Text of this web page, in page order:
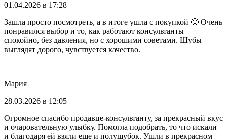
01.04.2026 в 17:28
Зашла просто посмотреть, а в итоге ушла с покупкой 🙂 Очень
понравился выбор и то, как работают консультанты —
спокойно, без давления, но с хорошими советами. Шубы
выглядят дорого, чувствуется качество.
Мария
28.03.2026 в 12:05
Огромное спасибо продавце-консультанту, за прекрасный вкус
и очаровательную улыбку. Помогла подобрать, то что искали
и благодаря ей взяли еще и полушубок. Ушли в прекрасном